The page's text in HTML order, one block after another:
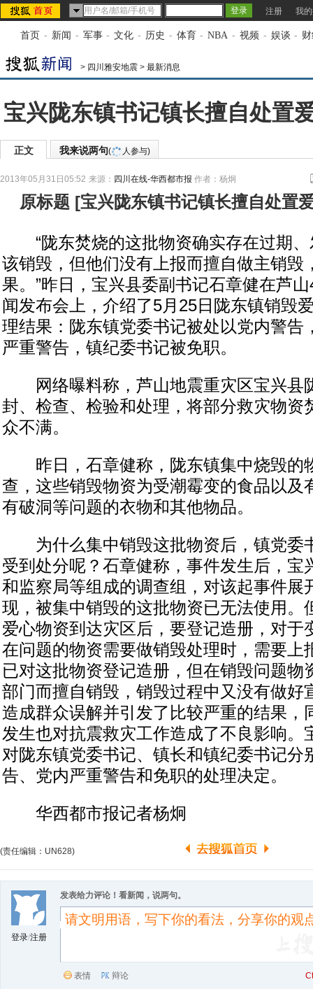
注册 我
首页 - 新闻 - 军事 - 文化 - 历史 - 体育 - NBA - 视频 - 娱谈 -
> 四川雅安地震 > 最新消息
宝兴陇东镇书记镇长擅自处置
正文 我来说两句( 人参与)
2013年05月31日05:52 来源： 四川在线-华西都市报 作者：杨炯
原标题 [宝兴陇东镇书记镇长擅自处置
“陇东焚烧的这批物资确实存在过期、
该销毁，但他们没有上报而擅自做主销毁
果。”昨日，宝兴县委副书记石章健在芦
闻发布会上，介绍了5月25日陇东镇销毁
理结果：陇东镇党委书记被处以党内警告
严重警告，镇纪委书记被免职。
网络曝料称，芦山地震重灾区宝兴县
封、检查、检验和处理，将部分救灾物资
众不满。
昨日，石章健称，陇东镇集中烧毁的
查，这些销毁物资为受潮霉变的食品以及
有破洞等问题的衣物和其他物品。
为什么集中销毁这批物资后，镇党委
受到处分呢？石章健称，事件发生后，宝
和监察局等组成的调查组，对该起事件展
现，被集中销毁的这批物资已无法使用。
爱心物资到达灾区后，要登记造册，对于
在问题的物资需要做销毁处理时，需要上
已对这批物资登记造册，但在销毁问题物
部门而擅自销毁，销毁过程中又没有做好
造成群众误解并引发了比较严重的结果，
发生也对抗震救灾工作造成了不良影响。
对陇东镇党委书记、镇长和镇纪委书记分
告、党内严重警告和免职的处理决定。
华西都市报记者杨炯
(责任编辑：UN628)
登录/注册
发表给力评论！看新闻，说两句。
表情 辩论